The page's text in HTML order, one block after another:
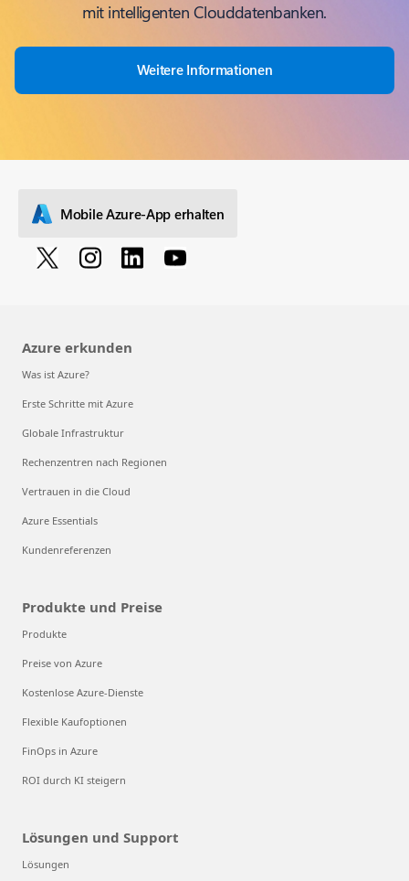
mit intelligenten Clouddatenbanken.
Weitere Informationen
Mobile Azure-App erhalten
Azure erkunden
Was ist Azure?
Erste Schritte mit Azure
Globale Infrastruktur
Rechenzentren nach Regionen
Vertrauen in die Cloud
Azure Essentials
Kundenreferenzen
Produkte und Preise
Produkte
Preise von Azure
Kostenlose Azure-Dienste
Flexible Kaufoptionen
FinOps in Azure
ROI durch KI steigern
Lösungen und Support
Lösungen